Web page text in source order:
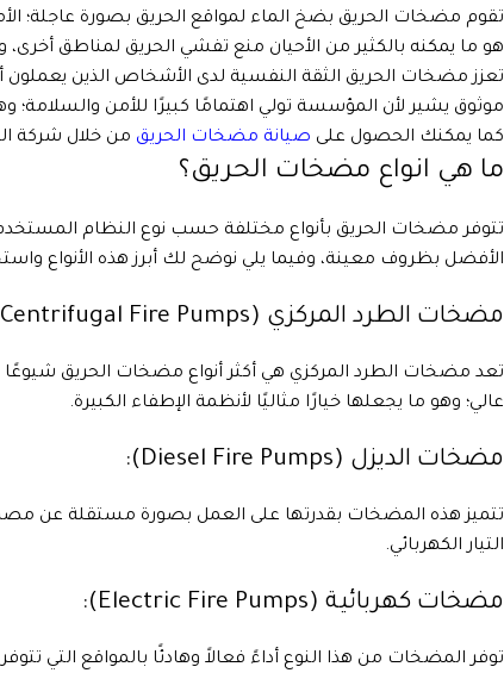
تقوم مضخات الحريق بضخ الماء لمواقع الحريق بصورة عاجلة؛
هو ما يمكنه بالكثير من الأحيان منع تفشي الحريق لمناطق أخرى،
تعزز مضخات الحريق الثقة النفسية لدى الأشخاص الذين يعملون
موثوق يشير لأن المؤسسة تولي اهتمامًا كبيرًا للأمن
كما يمكنك الحصول على صيانة مضخات الحريق من خلال شركة
ما هي انواع مضخات الحريق؟
تتوفر مضخات الحريق بأنواع مختلفة حسب نوع النظام
الأفضل بظروف معينة، وفيما يلي نوضح لك أبرز هذه الأنواع
مضخات الطرد المركزي (Centrifugal Fire Pumps):
تعد مضخات الطرد المركزي هي أكثر أنواع مضخات الحريق
عالي؛ وهو ما يجعلها خيارًا مثاليًا لأنظمة الإطفاء الكبيرة.
مضخات الديزل (Diesel Fire Pumps):
تتميز هذه المضخات بقدرتها على العمل بصورة مستقلة عن
التيار الكهربائي.
مضخات كهربائية (Electric Fire Pumps):
توفر المضخات من هذا النوع أداءً فعالاً وهادئًا بالمواقع التي